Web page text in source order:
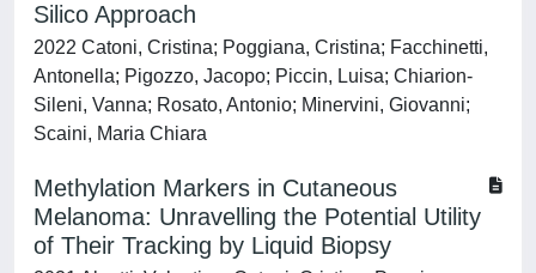
Silico Approach
2022 Catoni, Cristina; Poggiana, Cristina; Facchinetti,
Antonella; Pigozzo, Jacopo; Piccin, Luisa; Chiarion-
Sileni, Vanna; Rosato, Antonio; Minervini, Giovanni;
Scaini, Maria Chiara
Methylation Markers in Cutaneous
Melanoma: Unravelling the Potential Utility
of Their Tracking by Liquid Biopsy